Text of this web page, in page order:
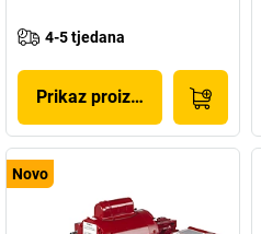
4-5 tjedana
Prikaz proizvoda
Novo